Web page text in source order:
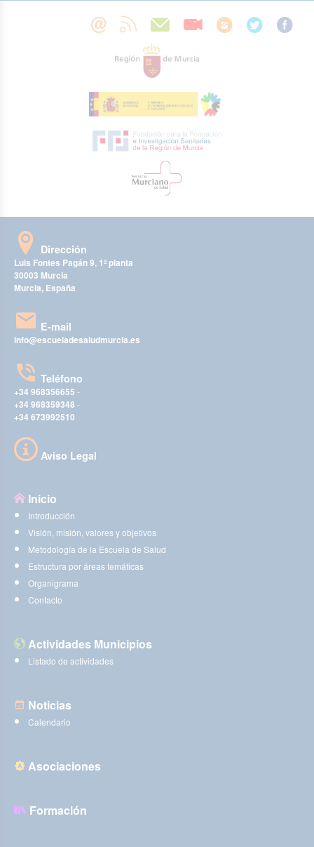
Dirección
Luis Fontes Pagán 9, 1ª planta
30003 Murcia
Murcia, España
E-mail
info@escueladesaludmurcia.es
Teléfono
+34 968356655 -
+34 968359348 -
+34 673992510
Aviso Legal
Inicio
Introducción
Visión, misión, valores y objetivos
Metodología de la Escuela de Salud
Estructura por áreas temáticas
Organigrama
Contacto
Actividades Municipios
Listado de actividades
Noticias
Calendario
Asociaciones
Formación